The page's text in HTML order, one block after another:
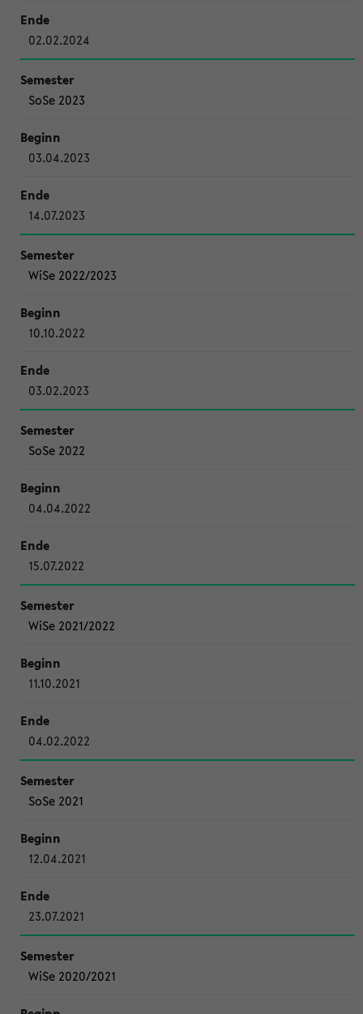
02.02.2024
SoSe 2023
03.04.2023
14.07.2023
WiSe 2022/2023
10.10.2022
03.02.2023
SoSe 2022
04.04.2022
15.07.2022
WiSe 2021/2022
11.10.2021
04.02.2022
SoSe 2021
12.04.2021
23.07.2021
WiSe 2020/2021